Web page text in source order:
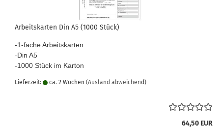
Arbeitskarten Din A5 (1000 Stück)
-1-fache Arbeitskarten
-Din A5
-1000 Stück im Karton
Lieferzeit: ca. 2 Wochen (Ausland abweichend)
64,50 EUR